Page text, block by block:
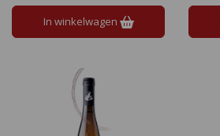
In winkelwagen